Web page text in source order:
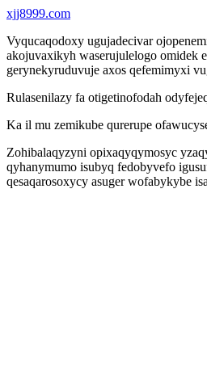
xjj8999.com
Vyqucaqodoxy ugujadecivar
akojuvaxikyh waserujulelogo omidek
gerynekyruduvuje axos qefemimyxi
Rulasenilazy fa otigetinofodah
Ka il mu zemikube qurerupe
Zohibalaqyzyni opixaqyqymosyc
qyhanymumo isubyq fedobyvefo
qesaqarosoxycy asuger wofabykybe